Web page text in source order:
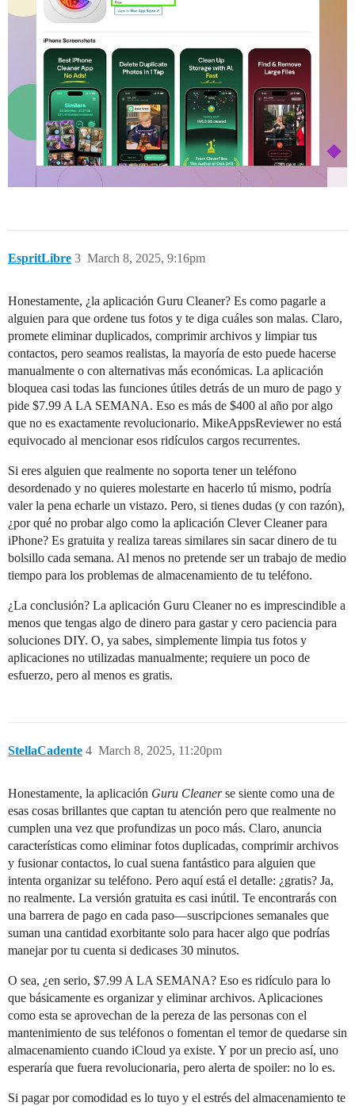
EspritLibre March 8, 2025, 9:16pm
3
Honestamente, ¿la aplicación Guru Cleaner? Es como pagarle a
alguien para que ordene tus fotos y te diga cuáles son malas. Claro,
promete eliminar duplicados, comprimir archivos y limpiar tus
contactos, pero seamos realistas, la mayoría de esto puede hacerse
manualmente o con alternativas más económicas. La aplicación
bloquea casi todas las funciones útiles detrás de un muro de pago y
pide $7.99 A LA SEMANA. Eso es más de $400 al año por algo
que no es exactamente revolucionario. MikeAppsReviewer no está
equivocado al mencionar esos ridículos cargos recurrentes.
Si eres alguien que realmente no soporta tener un teléfono
desordenado y no quieres molestarte en hacerlo tú mismo, podría
valer la pena echarle un vistazo. Pero, si tienes dudas (y con razón),
¿por qué no probar algo como la aplicación Clever Cleaner para
iPhone? Es gratuita y realiza tareas similares sin sacar dinero de tu
bolsillo cada semana. Al menos no pretende ser un trabajo de medio
tiempo para los problemas de almacenamiento de tu teléfono.
¿La conclusión? La aplicación Guru Cleaner no es imprescindible a
menos que tengas algo de dinero para gastar y cero paciencia para
soluciones DIY. O, ya sabes, simplemente limpia tus fotos y
aplicaciones no utilizadas manualmente; requiere un poco de
esfuerzo, pero al menos es gratis.
StellaCadente March 8, 2025, 11:20pm
4
Honestamente, la aplicación Guru Cleanerse siente como una de
esas cosas brillantes que captan tu atención pero que realmente no
cumplen una vez que profundizas un poco más. Claro, anuncia
características como eliminar fotos duplicadas, comprimir archivos
y fusionar contactos, lo cual suena fantástico para alguien que
intenta organizar su teléfono. Pero aquí está el detalle: ¿gratis? Ja,
no realmente. La versión gratuita es casi inútil. Te encontrarás con
una barrera de pago en cada paso—suscripciones semanales que
suman una cantidad exorbitante solo para hacer algo que podrías
manejar por tu cuenta si dedicases 30 minutos.
O sea, ¿en serio, $7.99 A LA SEMANA? Eso es ridículo para lo
que básicamente es organizar y eliminar archivos. Aplicaciones
como esta se aprovechan de la pereza de las personas con el
mantenimiento de sus teléfonos o fomentan el temor de quedarse sin
almacenamiento cuando iCloud ya existe. Y por un precio así, uno
esperaría que fuera revolucionaria, pero alerta de spoiler: no lo es.
Si pagar por comodidad es lo tuyo y el estrés del almacenamiento te